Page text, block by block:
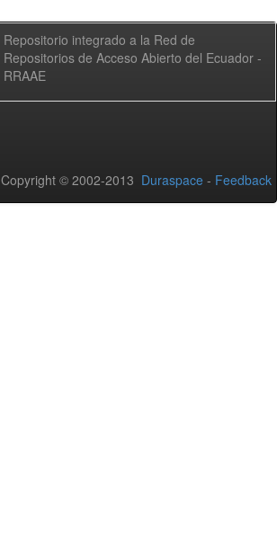
Repositorio integrado a la Red de
Repositorios de Acceso Abierto del Ecuador -
RRAAE
Copyright © 2002-2013 Duraspace - Feedback